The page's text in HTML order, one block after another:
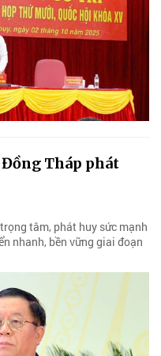
Tháp phát
tâm, phát huy sức mạnh
nhanh, bền vững giai đoạn